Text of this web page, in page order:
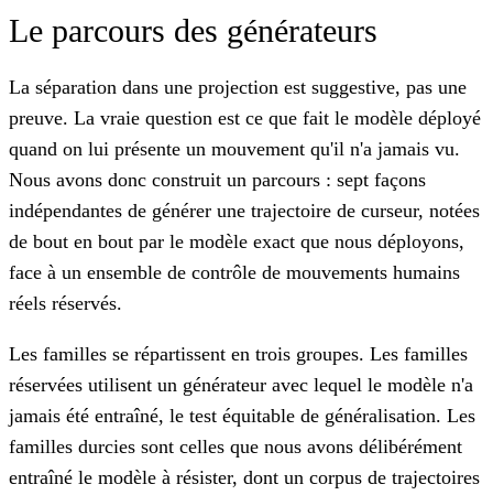
Le parcours des générateurs
La séparation dans une projection est suggestive, pas une
preuve. La vraie question est ce que fait le modèle déployé
quand on lui présente un mouvement qu'il n'a jamais vu.
Nous avons donc construit un parcours : sept façons
indépendantes de générer une trajectoire de curseur, notées
de bout en bout par le modèle exact que nous déployons,
face à un ensemble de contrôle de mouvements humains
réels réservés.
Les familles se répartissent en trois groupes. Les familles
réservées utilisent un générateur avec lequel le modèle n'a
jamais été entraîné, le test équitable de généralisation. Les
familles durcies sont celles que nous avons délibérément
entraîné le modèle à résister, dont un corpus de trajectoires